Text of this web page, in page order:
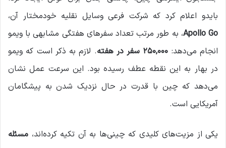
بایدو اعلام کرد که شرکت فرعی وسایل نقلیه خودمختار آن،
Apollo Go، به طور مرتب تعداد سفرهای هفتگی مشابهی با ویمو
انجام می‌دهد: ۲۵۰,۰۰۰ سفر در هفته. لازم به ذکر است که ویمو
در بهار به این نقطه عطف رسیده بود. این سرعت عمل نشان
می‌دهد که چین با قدرت در حال نزدیک شدن به پیشگامان
آمریکایی است.
یکی از مزیت‌های کلیدی که چینی‌ها به آن تکیه کرده‌اند، مسئله